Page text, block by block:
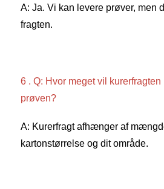
A: Ja. Vi kan levere prøver, men
fragten.
6 . Q: Hvor meget vil
prøven?
A: Kurerfragt afhænger af
kartonstørrelse og dit område.